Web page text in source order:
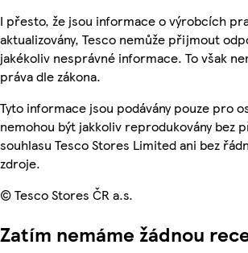
I přesto, že jsou informace o výrobcích
aktualizovány, Tesco nemůže přijmout
jakékoliv nesprávné informace. To však
práva dle zákona.
Tyto informace jsou podávány pouze pro
nemohou být jakkoliv reprodukovány bez
souhlasu Tesco Stores Limited ani bez
zdroje.
© Tesco Stores ČR a.s.
Zatím nemáme žádnou